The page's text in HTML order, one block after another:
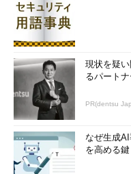
現状を疑
るパート
PR(dentsu
なぜ生成
を高める鍵